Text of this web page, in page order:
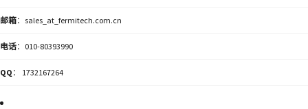
邮箱：sales_at_fermitech.com.cn
电话：010-80393990
QQ ： 1732167264